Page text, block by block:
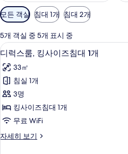
객
실
에
사
용
가
능
한
터
모든 객실 침대 1개 침대 2개
5개 객실 중 5개 표시 중
디
럭
스
룸,
킹
사
이
즈
무
8
디럭스룸, 킹사이즈침대 1개
33㎡
침실 1개
3명
킹사이즈침대 1개
무료 WiFi
자세히 보기
디